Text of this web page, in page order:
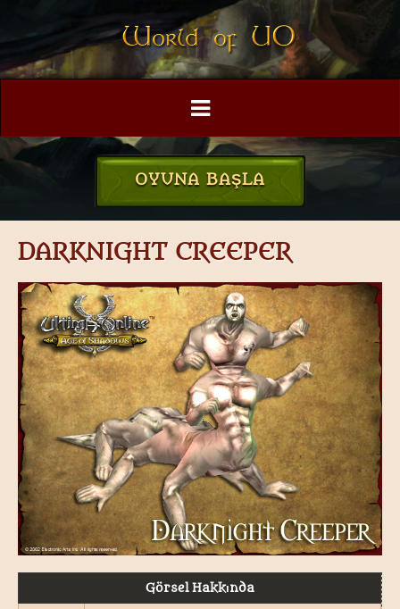
OYUNA BAŞLA
DARKNIGHT CREEPER
Görsel Hakkında